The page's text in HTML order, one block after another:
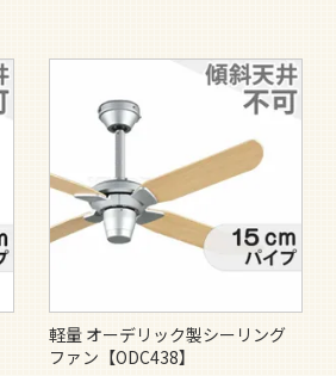
軽量 オーデリック製シーリング
ファン【ODC438】